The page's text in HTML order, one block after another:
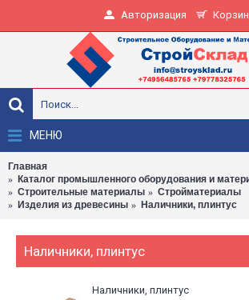
Авторизация
МЕНЮ
Главная
Каталог промышленного оборудования и
Строительные материалы
Стройматериалы
Изделия из древесины
Наличники, плинтус
Наличники, плинтус
Наличники, плинтус